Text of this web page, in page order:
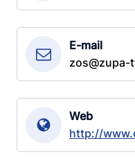
E-mail
zos@zupa-
Web
http://